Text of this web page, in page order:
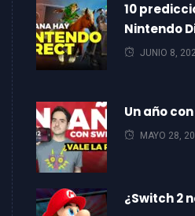
10
Nintendo
JUNIO 8,
Un año
MAYO 28,
¿Switch 2